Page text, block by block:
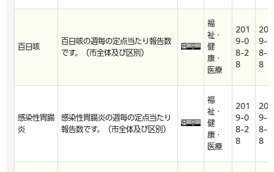
百日咳
百日咳の週毎の定点当たり報告数
です。（市全体及び区別）
福
祉・
健
康・
医療
201
9-0
8-2
8
201
9-0
8-2
8
感染性胃腸
炎
感染性胃腸炎の週毎の定点当たり
報告数です。（市全体及び区別）
福
祉・
健
康・
医療
201
9-0
8-2
8
201
9-0
8-2
8